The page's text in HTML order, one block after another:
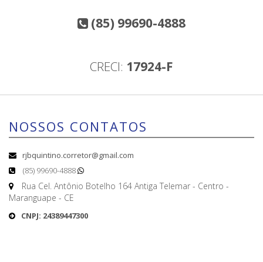
(85) 99690-4888
CRECI: 17924-F
NOSSOS CONTATOS
rjbquintino.corretor@gmail.com
(85) 99690-4888
Rua Cel. Antônio Botelho 164 Antiga Telemar - Centro -
Maranguape - CE
CNPJ: 24389447300